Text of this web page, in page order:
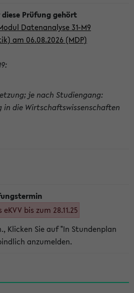
Datenanalyse 31-M9
am 06.08.2026 (MDP)
je nach Studiengang:
in die Wirtschaftswissenschaften
bis zum 28.11.25
Klicken Sie auf "In Stundenplan
anzumelden.